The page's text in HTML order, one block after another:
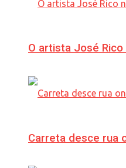
O artista José
Carreta desce rua